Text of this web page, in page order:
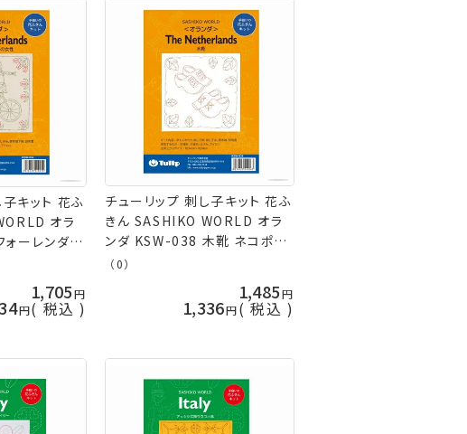
キット 花ふ
オラ
ーレンダム
取寄せ商品
1,705
税込
チューリップ 刺し子キット 花ふ
きん SASHIKO WORLD オラ
ンダ KSW-038 木靴 ネコポス
可 取寄せ商品 terai 手芸の山
（0）
1,485
1,336 税込